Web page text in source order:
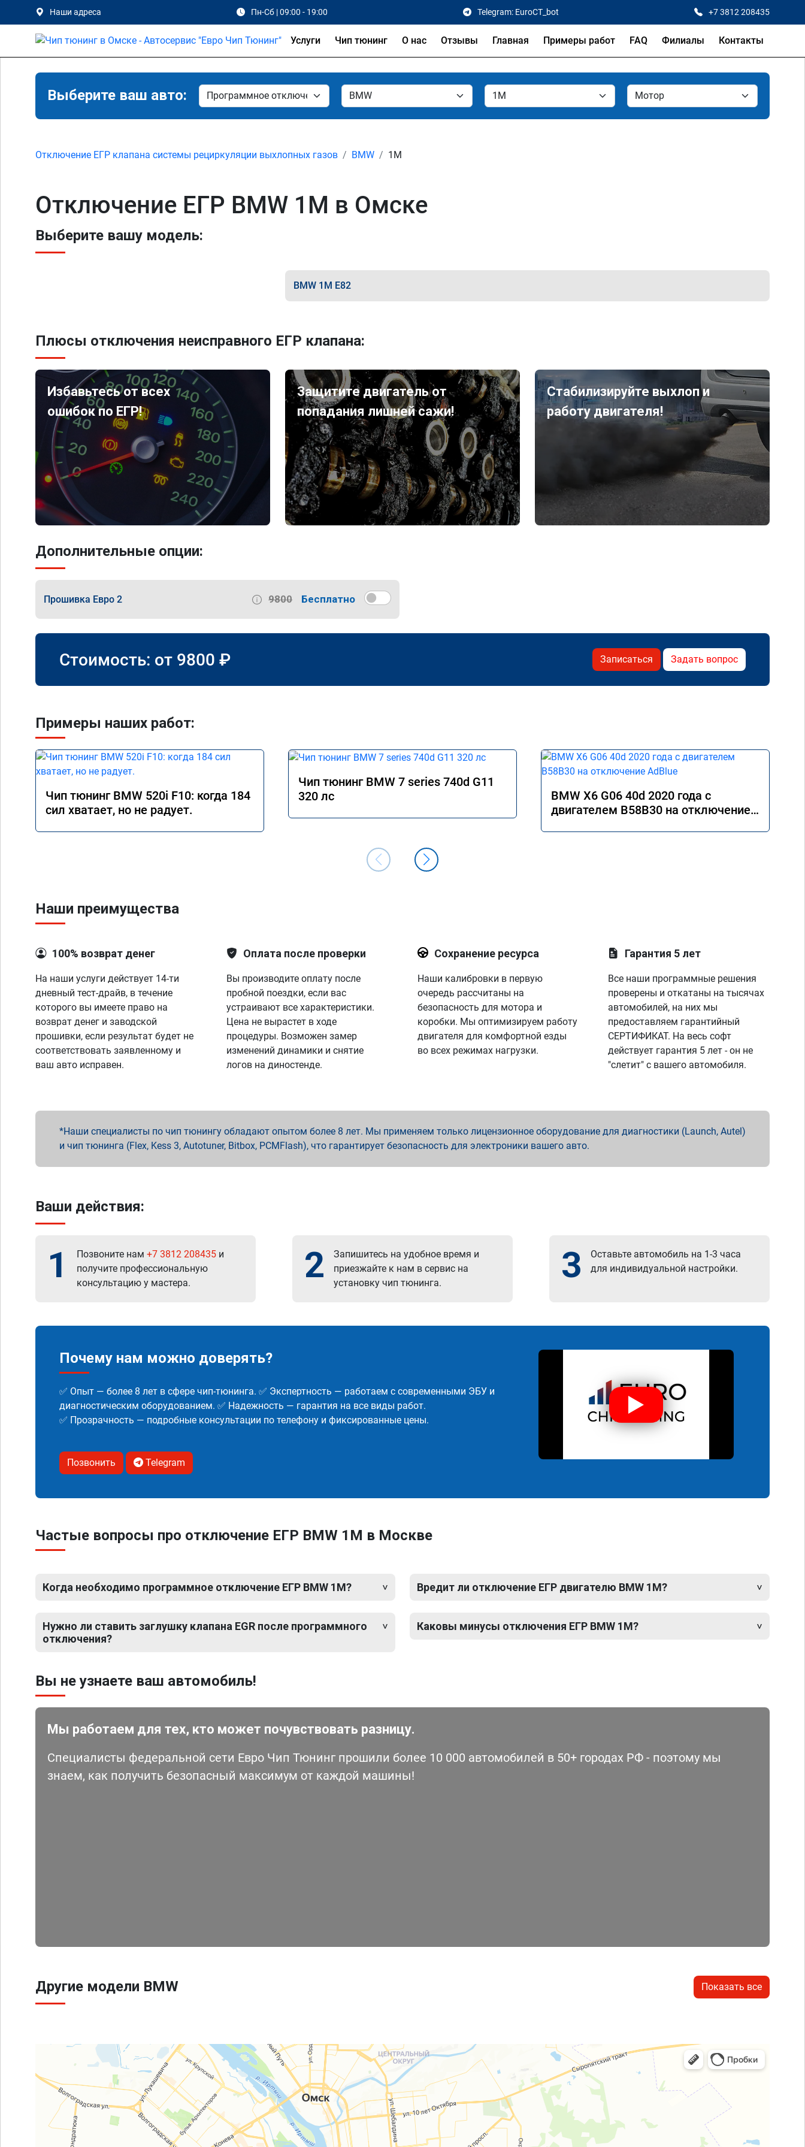
Наши адреса Пн-Сб | 09:00 - 19:00 Telegram: EuroCT_bot +7 3812 208435
Услуги Чип тюнинг О нас Отзывы Главная Примеры работ FAQ Филиалы Контакты
Выберите ваш авто:
Отключение ЕГР клапана системы рециркуляции выхлопных газов BMW 1M
Отключение ЕГР BMW 1M в Омске
Выберите вашу модель:
BMW 1M E82
Плюсы отключения неисправного ЕГР клапана:
Избавьтесь от всех
ошибок по ЕГР!
Защитите двигатель от
попадания лишней сажи!
Стабилизируйте выхлоп и
работу двигателя!
Дополнительные опции:
Прошивка Евро 2 9800 Бесплатно
Стоимость: от 9800 ₽ Записаться Задать вопрос
Примеры наших работ:
Чип тюнинг BMW 520i F10: когда 184
сил хватает, но не радует.
Чип тюнинг BMW 7 series 740d G11
320 лс
BMW X6 G06 40d 2020 года с
двигателем B58B30 на отключение
Наши преимущества
100% возврат денег
На наши услуги действует 14-ти
дневный тест-драйв, в течение
которого вы имеете право на
возврат денег и заводской
прошивки, если результат будет не
соответствовать заявленному и
ваш авто исправен.
Оплата после проверки
Вы производите оплату после
пробной поездки, если вас
устраивают все характеристики.
Цена не вырастет в ходе
процедуры. Возможен замер
изменений динамики и снятие
логов на диностенде.
Сохранение ресурса
Наши калибровки в первую
очередь рассчитаны на
безопасность для мотора и
коробки. Мы оптимизируем работу
двигателя для комфортной езды
во всех режимах нагрузки.
Гарантия 5 лет
Все наши программные решения
проверены и откатаны на тысячах
автомобилей, на них мы
предоставляем гарантийный
СЕРТИФИКАТ. На весь софт
действует гарантия 5 лет - он не
"слетит" с вашего автомобиля.
Наши специалисты по чип тюнингу обладают опытом более 8 лет. Мы применяем только лицензионное оборудование для диагностики (Launch, Autel)
и чип тюнинга (Flex, Kess 3, Autotuner, Bitbox, PCMFlash), что гарантирует безопасность для электроники вашего авто.
Ваши действия:
1 Позвоните нам +7 3812 208435 и
получите профессиональную
консультацию у мастера.
2
Запишитесь на удобное время и
приезжайте к нам в сервис на
установку чип тюнинга.
3
Оставьте автомобиль на 1-3 часа
для индивидуальной настройки.
Почему нам можно доверять?
✅ Опыт — более 8 лет в сфере чип-тюнинга. ✅ Экспертность — работаем с современными ЭБУ и
диагностическим оборудованием. ✅ Надежность — гарантия на все виды работ.
✅ Прозрачность — подробные консультации по телефону и фиксированные цены.
Позвонить Telegram
Частые вопросы про отключение ЕГР BMW 1M в Москве
Когда необходимо программное отключение ЕГР BMW 1M?
Нужно ли ставить заглушку клапана EGR после программного
отключения?
Вредит ли отключение ЕГР двигателю BMW 1M?
Каковы минусы отключения ЕГР BMW 1M?
Вы не узнаете ваш автомобиль!
Мы работаем для тех, кто может почувствовать разницу.
Специалисты федеральной сети Евро Чип Тюнинг прошили более 10 000 автомобилей в 50+ городах РФ - поэтому мы
знаем, как получить безопасный максимум от каждой машины!
Другие модели BMW Показать все